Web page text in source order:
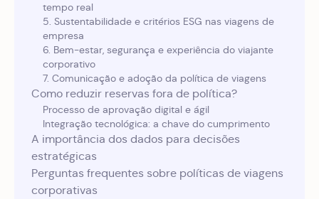
tempo real
5. Sustentabilidade e critérios ESG nas viagens de
empresa
6. Bem-estar, segurança e experiência do viajante
corporativo
7. Comunicação e adoção da política de viagens
Como reduzir reservas fora de política?
Processo de aprovação digital e ágil
Integração tecnológica: a chave do cumprimento
A importância dos dados para decisões
estratégicas
Perguntas frequentes sobre políticas de viagens
corporativas